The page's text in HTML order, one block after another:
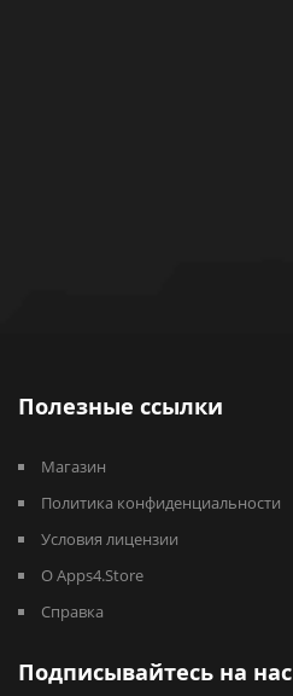
Полезные ссылки
Магазин
Политика конфиденциальности
Условия лицензии
О Apps4.Store
Справка
Подписывайтесь на нас